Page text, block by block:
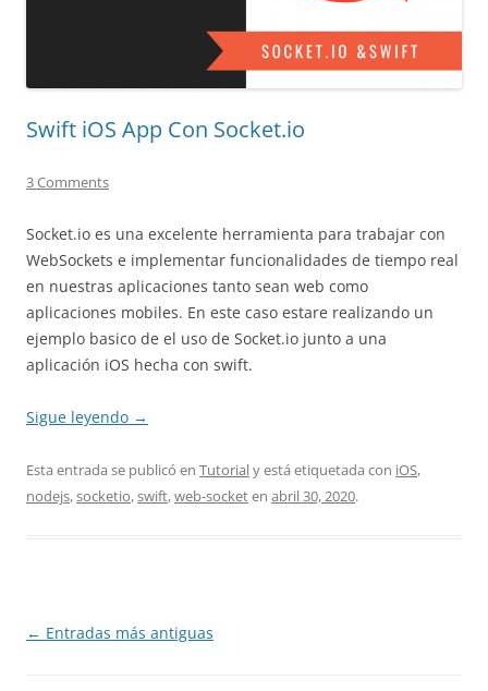
Swift iOS App Con Socket.io
3 Comments
Socket.io es una excelente herramienta para trabajar con
WebSockets e implementar funcionalidades de tiempo real
en nuestras aplicaciones tanto sean web como
aplicaciones mobiles. En este caso estare realizando un
ejemplo basico de el uso de Socket.io junto a una
aplicación iOS hecha con swift.
Sigue leyendo →
Esta entrada se publicó en Tutorialy está etiquetada con iOS,
nodejs,socketio,swift,web-socketen abril 30, 2020.
Navegación
← Entradas más antiguas